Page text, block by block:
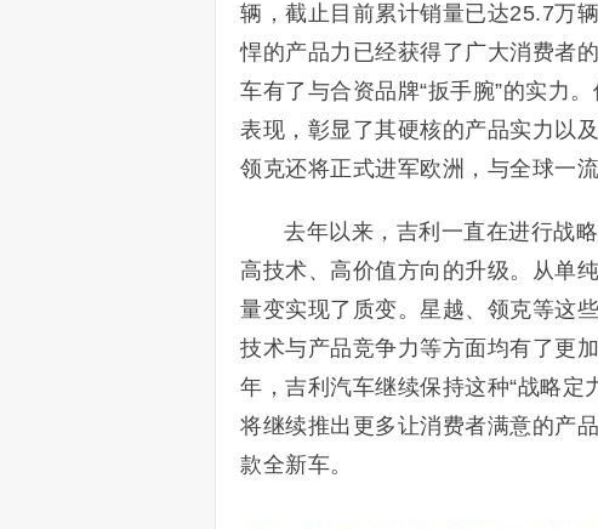
辆，截止目前累计销量已达25.7万
悍的产品力已经获得了广大消费者
车有了与合资品牌“扳手腕”的实力
表现，彰显了其硬核的产品实力以
领克还将正式进军欧洲，与全球一
去年以来，吉利一直在进行战
高技术、高价值方向的升级。从单
量变实现了质变。星越、领克等这
技术与产品竞争力等方面均有了更
年，吉利汽车继续保持这种“战略定
将继续推出更多让消费者满意的产
款全新车。